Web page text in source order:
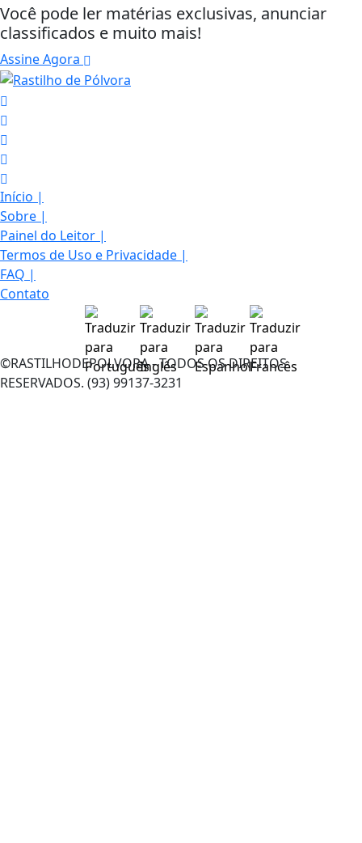
Você pode ler matérias exclusivas, anunciar
classificados e muito mais!
Assine Agora
Início |
Sobre |
Painel do Leitor |
Termos de Uso e Privacidade |
FAQ |
Contato
©RASTILHODEPOLVORA - TODOS OS DIREITOS
RESERVADOS. (93) 99137-3231